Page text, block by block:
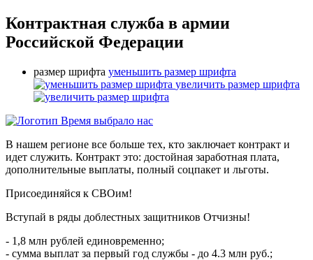
Контрактная служба в армии
Российской Федерации
размер шрифта уменьшить размер шрифта
увеличить размер шрифта
В нашем регионе все больше тех, кто заключает контракт и
идет служить. Контракт это: достойная заработная плата,
дополнительные выплаты, полный соцпакет и льготы.
Присоединяйся к СВОим!
Вступай в ряды доблестных защитников Отчизны!
- 1,8 млн рублей единовременно;
- сумма выплат за первый год службы - до 4.3 млн руб.;